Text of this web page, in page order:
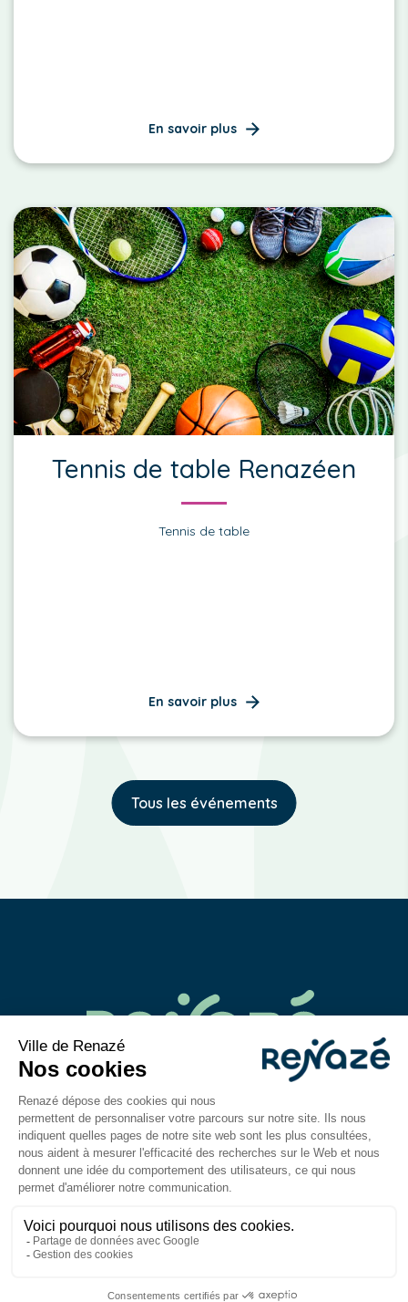
En savoir plus
Tennis de table Renazéen
Tennis de table
En savoir plus
Tous les événements
02 43 06 40 14
contact@mairie-renaze.fr
Place de l'Europe BP 01
53 800 Renazé
Du lundi au mercredi : 9h-12h30 / 14h–18h
Mentions légales
Accessibilité : partiellement
conforme